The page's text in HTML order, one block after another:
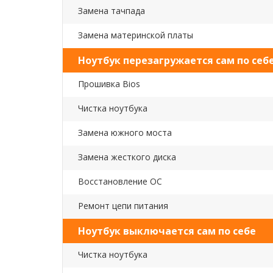
Замена тачпада
Замена материнской платы
Ноутбук перезагружается сам по
Прошивка Bios
Чистка ноутбука
Замена южного моста
Замена жесткого диска
Восстановление ОС
Ремонт цепи питания
Ноутбук выключается сам по себе
Чистка ноутбука